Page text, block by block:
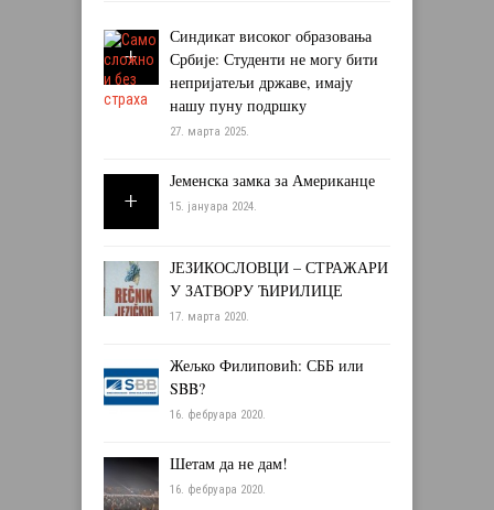
Синдикат високог образовања
Србије: Студенти не могу бити
непријатељи државе, имају
нашу пуну подршку
27. марта 2025.
Јеменска замка за Американце
15. јануара 2024.
ЈЕЗИКОСЛОВЦИ – СТРАЖАРИ
У ЗАТВОРУ ЋИРИЛИЦЕ
17. марта 2020.
Жељко Филиповић: СББ или
SBB?
16. фебруара 2020.
Шетам да не дам!
16. фебруара 2020.